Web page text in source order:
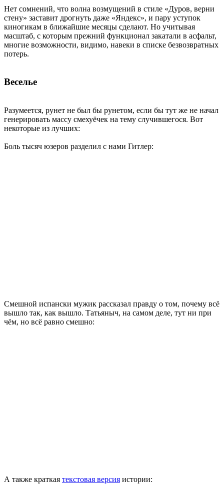
Нет сомнений, что волна возмущений в стиле «Дуров, верни
стену» заставит дрогнуть даже «Яндекс», и пару уступок
киногикам в ближайшие месяцы сделают. Но учитывая
масштаб, с которым прежний функционал закатали в асфальт,
многие возможности, видимо, навеки в списке безвозвратных
потерь.
Веселье
Разумеется, рунет не был бы рунетом, если бы тут же не начал
генерировать массу смехуёчек на тему случившегося. Вот
некоторые из лучших:
Боль тысяч юзеров разделил с нами Гитлер:
Смешной испански мужик рассказал правду о том, почему всё
вышло так, как вышло. Татьяныч, на самом деле, тут ни при
чём, но всё равно смешно:
А также краткая текстовая версия истории: